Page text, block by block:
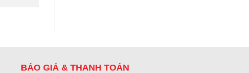
BÁO GIÁ & THANH TOÁN